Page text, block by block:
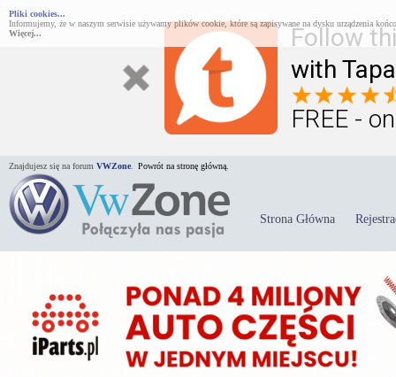
Follow
with
FREE -
Pliki cookies...
Informujemy, że w naszym serwisie używamy plików cookie, które są zapisywane na dysku urządzenia
Więcej...
Znajdujesz się na forum VWZone Powrót na stronę główną.
Strona Główna